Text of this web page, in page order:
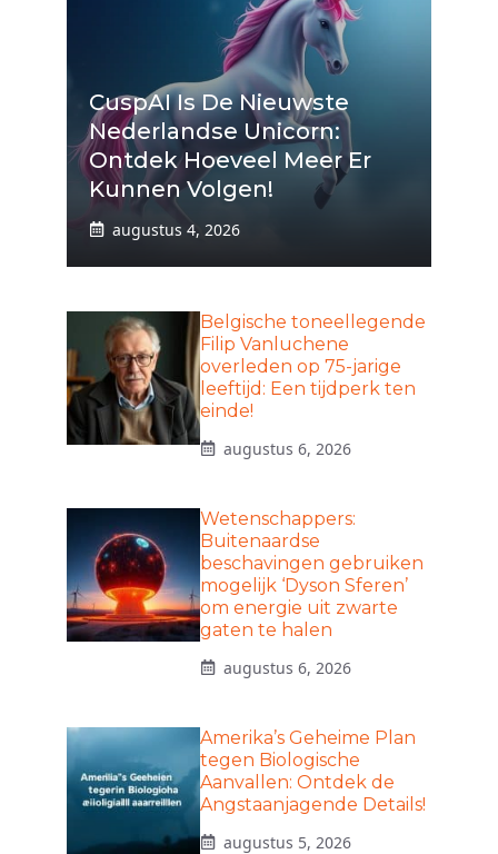
CuspAI Is De Nieuwste
Nederlandse Unicorn:
Ontdek Hoeveel Meer Er
Kunnen Volgen!
augustus 4, 2026
Belgische toneellegende
Filip Vanluchene
overleden op 75-jarige
leeftijd: Een tijdperk ten
einde!
augustus 6, 2026
Wetenschappers:
Buitenaardse
beschavingen gebruiken
mogelijk ‘Dyson Sferen’
om energie uit zwarte
gaten te halen
augustus 6, 2026
Amerika’s Geheime Plan
tegen Biologische
Aanvallen: Ontdek de
Angstaanjagende Details!
augustus 5, 2026